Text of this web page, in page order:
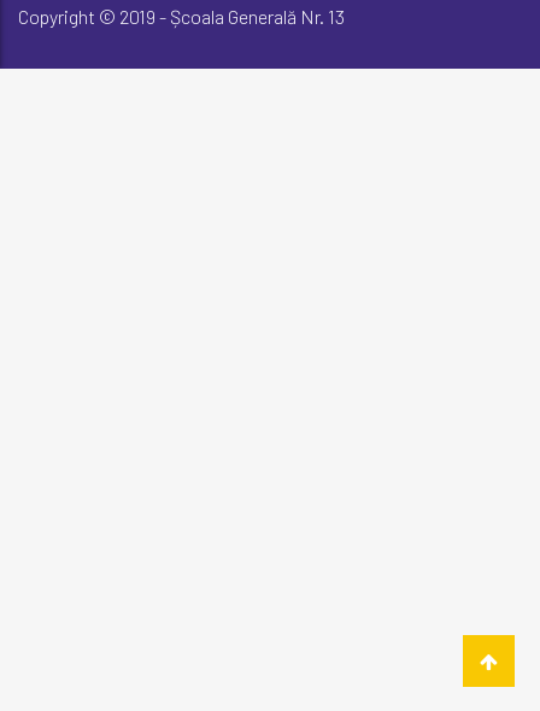
Copyright © 2019 - Școala Generală Nr. 13